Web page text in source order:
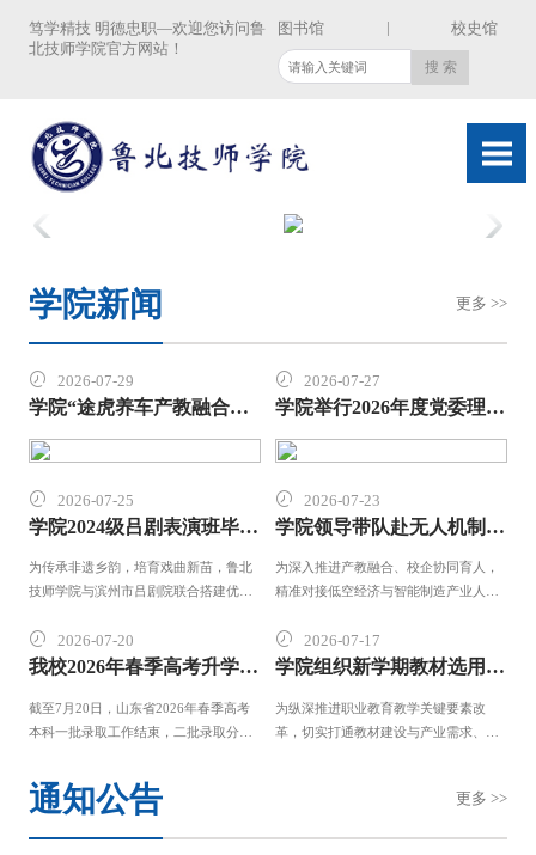
笃学精技 明德忠职—欢迎您访问鲁
北技师学院官方网站！
图书馆 | 校史馆
学院新闻 更多 >>
2026-07-29
学院“途虎养车产教融合人才培养基地”正式授牌
2026-07-27
学院举行2026年度党委理论学习中心组第九次集体学习
2026-07-25
学院2024级吕剧表演班毕业汇报演出圆满落幕
为传承非遗乡韵，培育戏曲新苗，鲁北
技师学院与滨州市吕剧院联合搭建优质
2024级吕剧表演班毕业汇报演出在滨州
影剧院精彩上演并圆满落幕
2026-07-23
学院领导带队赴无人机制造、数控加工企业洽谈校企合作
为深入推进产教融合、校企协同育人，
精准对接低空经济与智能制造产业人才
方案，拓宽学生实习就业渠道，近日，
鲁北技师学院党委委员、副
2026-07-20
我校2026年春季高考升学成绩再创新高
截至7月20日，山东省2026年春季高考
本科一批录取工作结束，二批录取分数
人成绩再攀新高，本科上线共计72人，
创下历年升学人数最高纪录，
2026-07-17
学院组织新学期教材选用暨活页式教材建设论证会
为纵深推进职业教育教学关键要素改
革，切实打通教材建设与产业需求、学
通知公告 更多 >>